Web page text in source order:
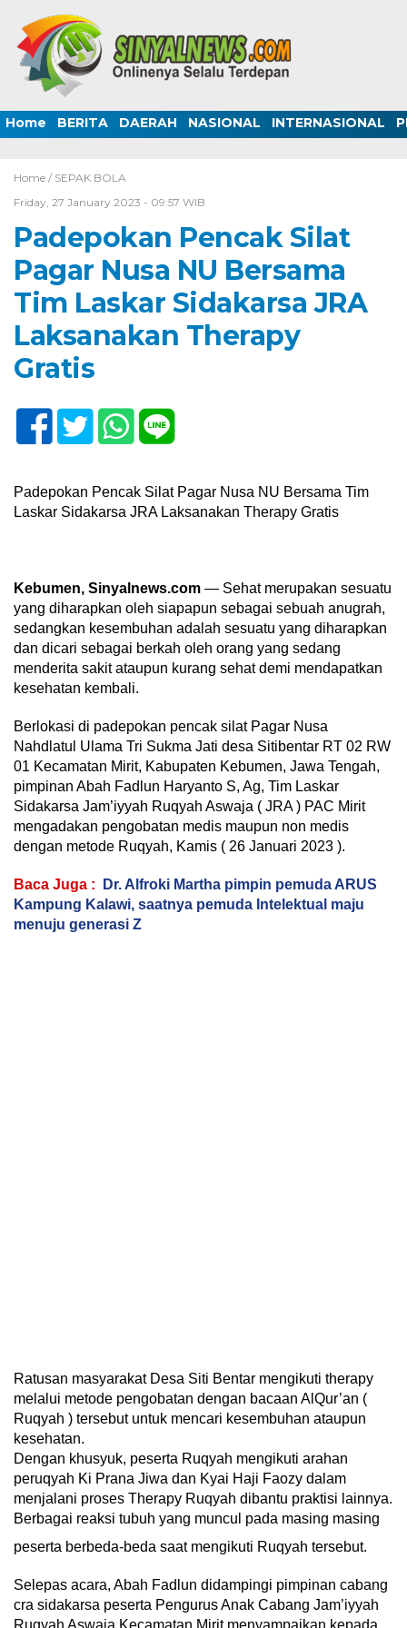
Home BERITA DAERAH NASIONAL INTERNASIONAL
Home / SEPAK BOLA
Friday, 27 January 2023 - 09:57 WIB
Padepokan Pencak Silat
Pagar Nusa NU Bersama
Tim Laskar Sidakarsa JRA
Laksanakan Therapy
Gratis
Padepokan Pencak Silat Pagar Nusa NU Bersama Tim
Laskar Sidakarsa JRA Laksanakan Therapy Gratis
Kebumen, Sinyalnews.com — Sehat merupakan sesuatu
yang diharapkan oleh siapapun sebagai sebuah anugrah,
sedangkan kesembuhan adalah sesuatu yang diharapkan
dan dicari sebagai berkah oleh orang yang sedang
menderita sakit ataupun kurang sehat demi mendapatkan
kesehatan kembali.
Berlokasi di padepokan pencak silat Pagar Nusa
Nahdlatul Ulama Tri Sukma Jati desa Sitibentar RT 02 RW
01 Kecamatan Mirit, Kabupaten Kebumen, Jawa Tengah,
pimpinan Abah Fadlun Haryanto S, Ag, Tim Laskar
Sidakarsa Jam’iyyah Ruqyah Aswaja ( JRA ) PAC Mirit
mengadakan pengobatan medis maupun non medis
dengan metode Ruqyah, Kamis ( 26 Januari 2023 ).
Baca Juga :
Dr. Alfroki Martha pimpin pemuda ARUS
Kampung Kalawi, saatnya pemuda Intelektual maju
menuju generasi Z
Ratusan masyarakat Desa Siti Bentar mengikuti therapy
melalui metode pengobatan dengan bacaan AlQur’an (
Ruqyah ) tersebut untuk mencari kesembuhan ataupun
kesehatan.
Dengan khusyuk, peserta Ruqyah mengikuti arahan
peruqyah Ki Prana Jiwa dan Kyai Haji Faozy dalam
menjalani proses Therapy Ruqyah dibantu praktisi lainnya.
Berbagai reaksi tubuh yang muncul pada masing masing
peserta berbeda-beda saat mengikuti Ruqyah tersebut.
Selepas acara, Abah Fadlun didampingi pimpinan cabang
cra sidakarsa peserta Pengurus Anak Cabang Jam’iyyah
Ruqyah Aswaja Kecamatan Mirit menyampaikan kepada